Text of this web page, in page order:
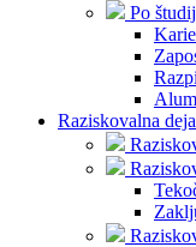
Po
Raziskovalna